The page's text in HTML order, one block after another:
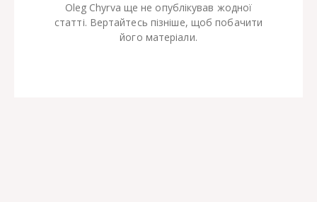
Oleg Chyrva ще не опублікував жодної
статті. Вертайтесь пізніше, щоб побачити
його матеріали.